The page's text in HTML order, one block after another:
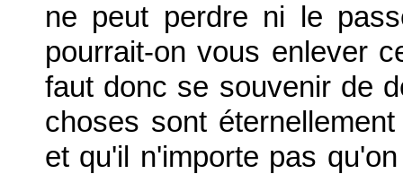
ne peut perdre ni le
pourrait-on vous enlever
faut donc se souvenir de
choses sont
et qu'il n'importe pas